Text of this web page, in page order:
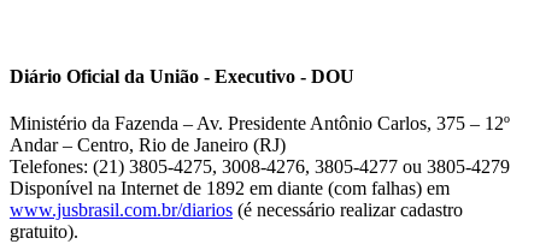
Diário Oficial da União - Executivo - DOU
Ministério da Fazenda – Av. Presidente Antônio Carlos, 375 – 12º
Andar – Centro, Rio de Janeiro (RJ)
Telefones: (21) 3805-4275, 3008-4276, 3805-4277 ou 3805-4279
Disponível na Internet de 1892 em diante (com falhas) em
www.jusbrasil.com.br/diarios (é necessário realizar cadastro
gratuito).